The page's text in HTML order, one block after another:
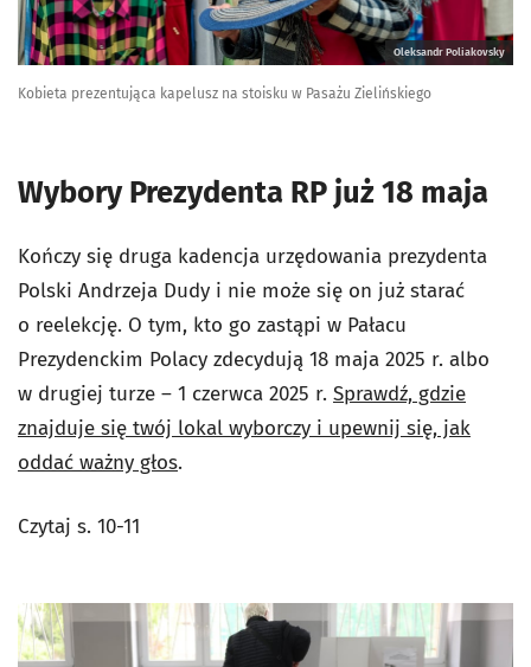
Oleksandr Poliakovsky
Kobieta prezentująca kapelusz na stoisku w Pasażu Zielińskiego
Wybory Prezydenta RP już 18 maja
Kończy się druga kadencja urzędowania prezydenta
Polski Andrzeja Dudy i nie może się on już starać
o reelekcję. O tym, kto go zastąpi w Pałacu
Prezydenckim Polacy zdecydują 18 maja 2025 r. albo
w drugiej turze – 1 czerwca 2025 r. Sprawdź, gdzie
znajduje się twój lokal wyborczy i upewnij się, jak
oddać ważny głos.
Czytaj s. 10-11